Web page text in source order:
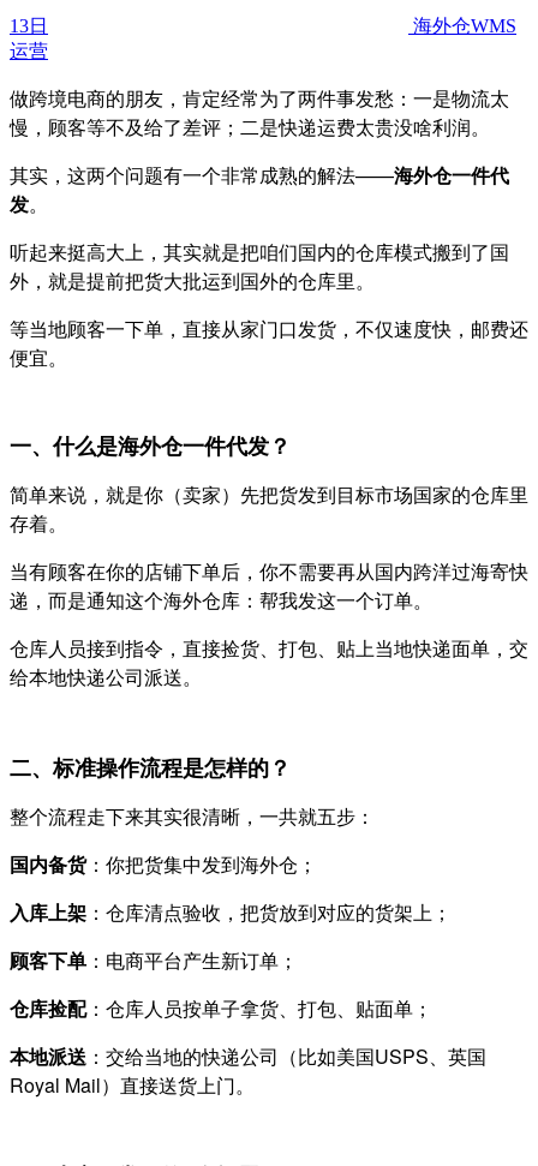
13日
海外仓WMS
运营
做跨境电商的朋友，肯定经常为了两件事发愁：一是物流太
慢，顾客等不及给了差评；二是快递运费太贵没啥利润。
其实，这两个问题有一个非常成熟的解法——海外仓一件代
发。
听起来挺高大上，其实就是把咱们国内的仓库模式搬到了国
外，就是提前把货大批运到国外的仓库里。
等当地顾客一下单，直接从家门口发货，不仅速度快，邮费还
便宜。
一、什么是海外仓一件代发？
简单来说，就是你（卖家）先把货发到目标市场国家的仓库里
存着。
当有顾客在你的店铺下单后，你不需要再从国内跨洋过海寄快
递，而是通知这个海外仓库：帮我发这一个订单。
仓库人员接到指令，直接捡货、打包、贴上当地快递面单，交
给本地快递公司派送。
二、标准操作流程是怎样的？
整个流程走下来其实很清晰，一共就五步：
国内备货：你把货集中发到海外仓；
入库上架 ：仓库清点验收，把货放到对应的货架上；
顾客下单 ：电商平台产生新订单；
仓库捡配：仓库人员按单子拿货、打包、贴面单；
本地派送 ：交给当地的快递公司（比如美国USPS、英国
Royal Mail）直接送货上门。